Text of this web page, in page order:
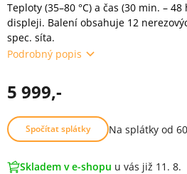
Teploty (35–80 °C) a čas (30 min. –
displeji. Balení obsahuje 12
spec. síta.
Podrobný popis
5 999,-
Spočítat splátky Na splátky od
Skladem v e-shopu u vás již 11. 8.